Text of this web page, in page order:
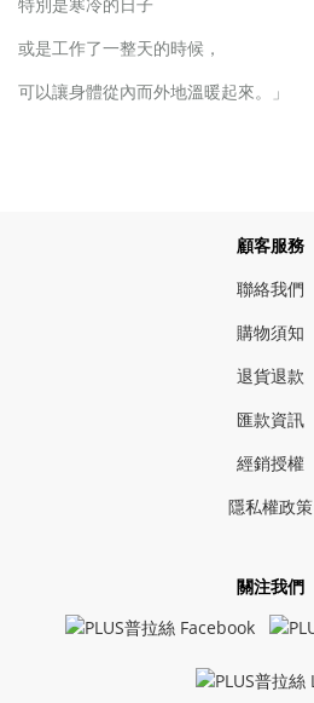
或是工作了一整天的時候，
可以讓身體從內而外地溫暖起來。」
顧客服務
聯絡我們
購物須知
退貨退款
匯款資訊
經銷授權
隱私權政策
關注我們